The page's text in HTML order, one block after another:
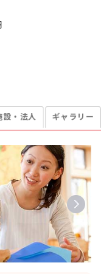
設・法人 ギャラリー